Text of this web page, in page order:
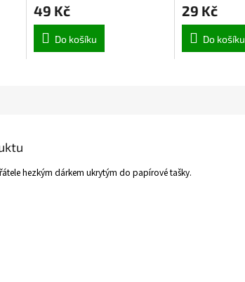
49 Kč
Do košíku
29 Kč
Do košíku
hezkým dárkem ukrytým do papírové tašky.